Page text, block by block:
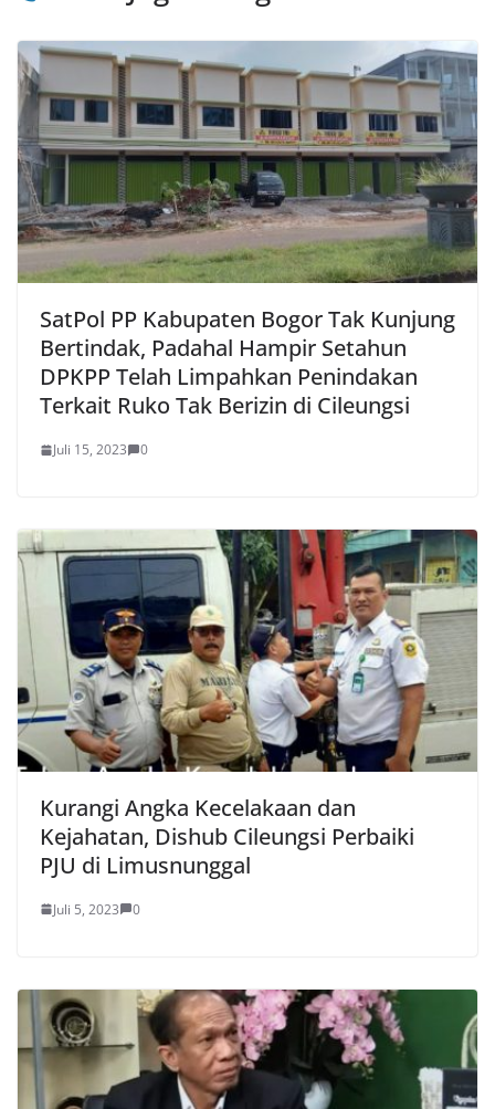
SatPol PP Kabupaten Bogor Tak Kunjung
Bertindak, Padahal Hampir Setahun
DPKPP Telah Limpahkan Penindakan
Terkait Ruko Tak Berizin di Cileungsi
Juli 15, 2023 0
Kurangi Angka Kecelakaan dan
Kejahatan, Dishub Cileungsi Perbaiki
PJU di Limusnunggal
Juli 5, 2023 0